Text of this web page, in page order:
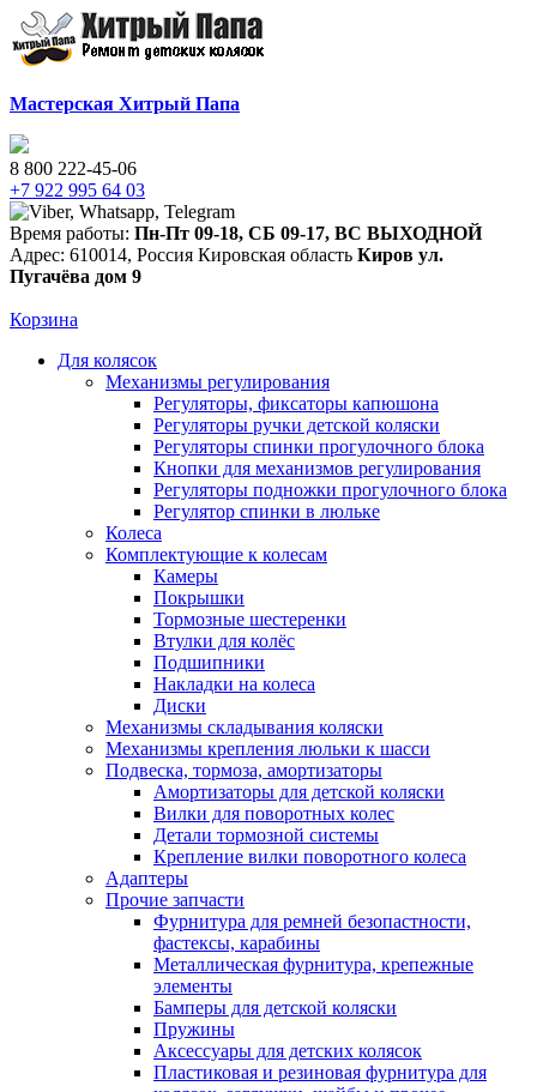
Мастерская Хитрый Папа
8 800 222-45-06
+7 922 995 64 03
Время работы: Пн-Пт 09-18, СБ 09-17, ВС ВЫХОДНОЙ
Адрес: 610014, Россия Кировская область Киров ул.
Пугачёва дом 9
Корзина
Для колясок
Механизмы регулирования
Регуляторы, фиксаторы капюшона
Регуляторы ручки детской коляски
Регуляторы спинки прогулочного блока
Кнопки для механизмов регулирования
Регуляторы подножки прогулочного блока
Регулятор спинки в люльке
Колеса
Комплектующие к колесам
Камеры
Покрышки
Тормозные шестеренки
Втулки для колёс
Подшипники
Накладки на колеса
Диски
Механизмы складывания коляски
Механизмы крепления люльки к шасси
Подвеска, тормоза, амортизаторы
Амортизаторы для детской коляски
Вилки для поворотных колес
Детали тормозной системы
Крепление вилки поворотного колеса
Адаптеры
Прочие запчасти
Фурнитура для ремней безопастности,
фастексы, карабины
Металлическая фурнитура, крепежные
элементы
Бамперы для детской коляски
Пружины
Аксессуары для детских колясок
Пластиковая и резиновая фурнитура для